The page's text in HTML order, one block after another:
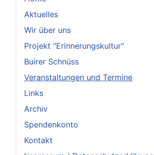
Aktuelles
Wir über uns
Projekt "Erinnerungskultur"
Buirer Schnüss
Veranstaltungen und Termine
Links
Archiv
Spendenkonto
Kontakt